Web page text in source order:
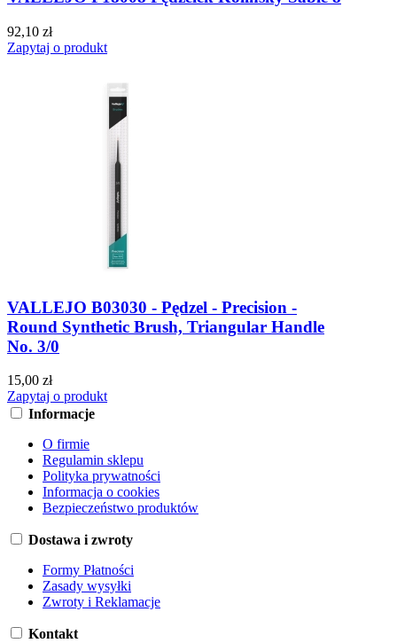
92,10 zł
Zapytaj o produkt
VALLEJO B03030 - Pędzel - Precision -
Round Synthetic Brush, Triangular Handle
No. 3/0
15,00 zł
Zapytaj o produkt
Informacje
O firmie
Regulamin sklepu
Polityka prywatności
Informacja o cookies
Bezpieczeństwo produktów
Dostawa i zwroty
Formy Płatności
Zasady wysyłki
Zwroty i Reklamacje
Kontakt